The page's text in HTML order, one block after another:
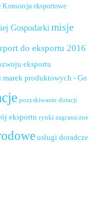
Konsorcja eksportowe
Gospodarki misje
do eksportu 2016
eksportu
marek produktowych - Go
pozyskiwanie dotacji
eksportu rynki zagraniczne
usługi doradcze